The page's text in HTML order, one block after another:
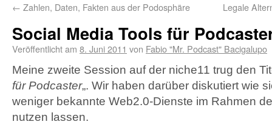
← Zahlen, Daten, Fakten aus der Podosphäre Legale
Social Media Tools für
Veröffentlicht am 8. Juni 2011 von Fabio "Mr. Podcast" Bacigalupo
Meine zweite Session auf der niche11 trug den
für Podcaster„. Wir haben darüber diskutiert wie
weniger bekannte Web2.0-Dienste im Rahmen
nutzen lassen.